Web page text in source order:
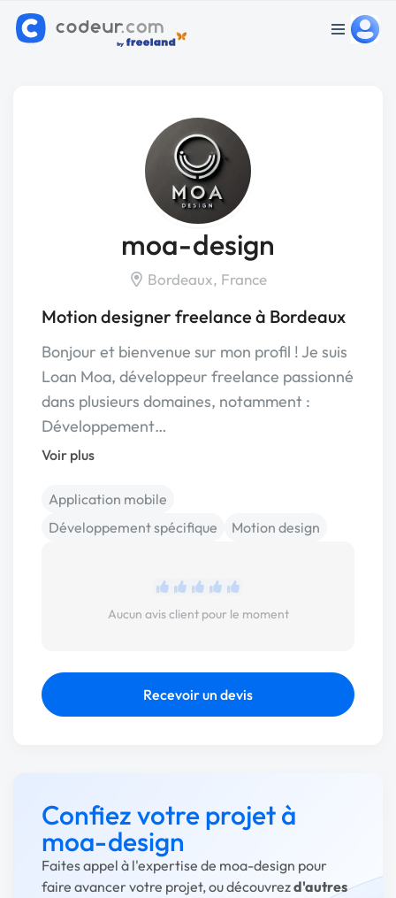
moa-design
Bordeaux, France
Motion designer freelance à Bordeaux
Bonjour et bienvenue sur mon profil ! Je suis
Loan Moa, développeur freelance passionné
dans plusieurs domaines, notamment :
Développement…
Voir plus
Application mobile
Développement spécifique
Motion design
Aucun avis client pour le moment
Recevoir un devis
Confiez votre projet à
moa-design
Faites appel à l'expertise de moa-design pour
faire avancer votre projet, ou découvrezd'autres